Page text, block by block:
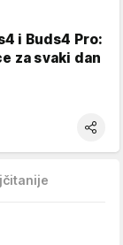
i Buds4 Pro:
za svaki dan